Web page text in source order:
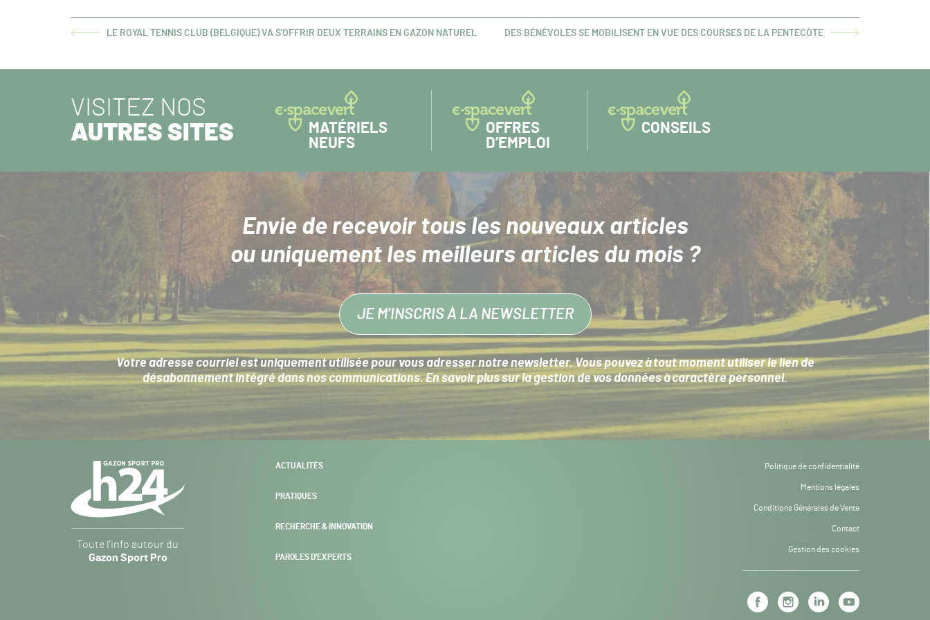
ARTICLELE ROYAL TENNIS CLUB (BELGIQUE) VA S'OFFRIR DEUX TERRAINS EN GAZON NATUREL
ARTICLE
DES BÉNÉVOLES SE MOBILISENT EN VUE DES COURSES DE LA PENTECÔTE
VISITEZ NOS
AUTRES SITES
MATÉRIELS
NEUFS
OFFRES
D’EMPLOI
CONSEILS
Envie de recevoir tous les nouveaux articles
ou uniquement les meilleurs articles du mois ?
JE M’INSCRIS À LA NEWSLETTER
Votre adresse courriel est uniquement utilisée pour vous adresser notre newsletter. Vous pouvez à tout moment utiliser le lien de
désabonnement intégré dans nos communications. En savoir plus sur lagestion de vos données à caractère personnel.
Sport
Pro
Toute l’info autour du
Gazon Sport Pro
ACTUALITÉS
PRATIQUES
RECHERCHE & INNOVATION
PAROLES D’EXPERTS
Politique de confidentialité
Mentions légales
Conditions Générales de Vente
Contact
Gestion des cookies